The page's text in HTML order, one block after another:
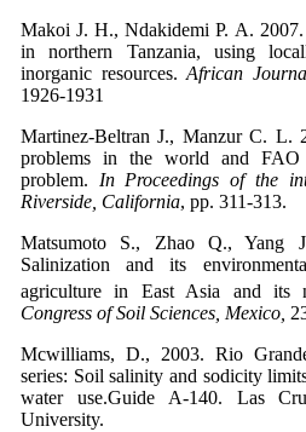
Makoi J. H., Ndakidemi P. A.
in northern Tanzania, using
inorganic resources. African
1926-1931
Martinez-Beltran J., Manzur C. L.
problems in the world and FAO
problem. In Proceedings of the
Riverside, California, pp. 311-313.
Matsumoto S., Zhao Q.,
Salinization and its
agriculture in East Asia and its
Congress of Soil Sciences, Mexico,
Mcwilliams, D., 2003. Rio
series: Soil salinity and sodicity
water use.Guide A-140. Las
University.